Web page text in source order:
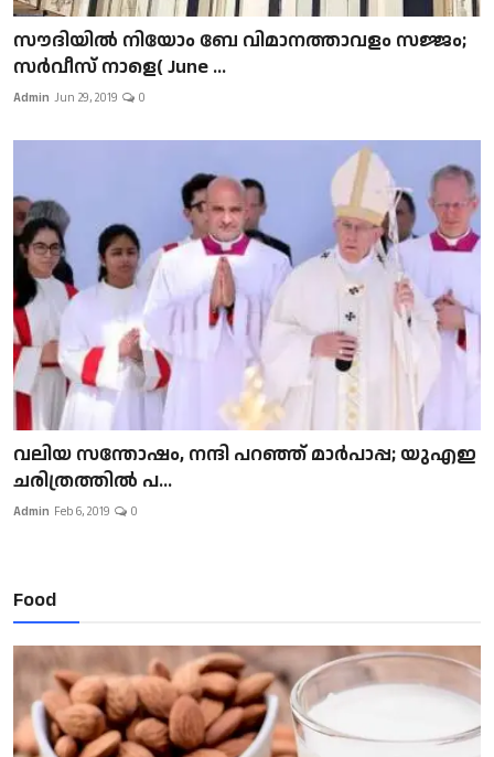
സൗദിയിൽ നിയോം ബേ വിമാനത്താവളം സജ്ജം;
സർവീസ് നാളെ( June ...
Admin Jun 29, 2019 0
വലിയ സന്തോഷം, നന്ദി പറഞ്ഞ് മാർപാപ്പ; യുഎഇ
ചരിത്രത്തിൽ പ...
Admin Feb 6, 2019 0
Food